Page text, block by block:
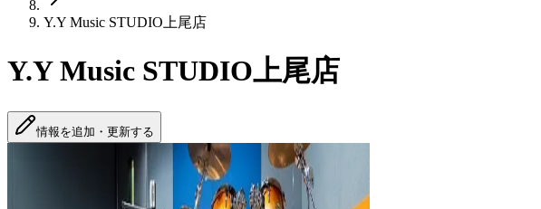
Y.Y Music STUDIO上尾店
Y.Y Music STUDIO上尾店
情報を追加・更新する